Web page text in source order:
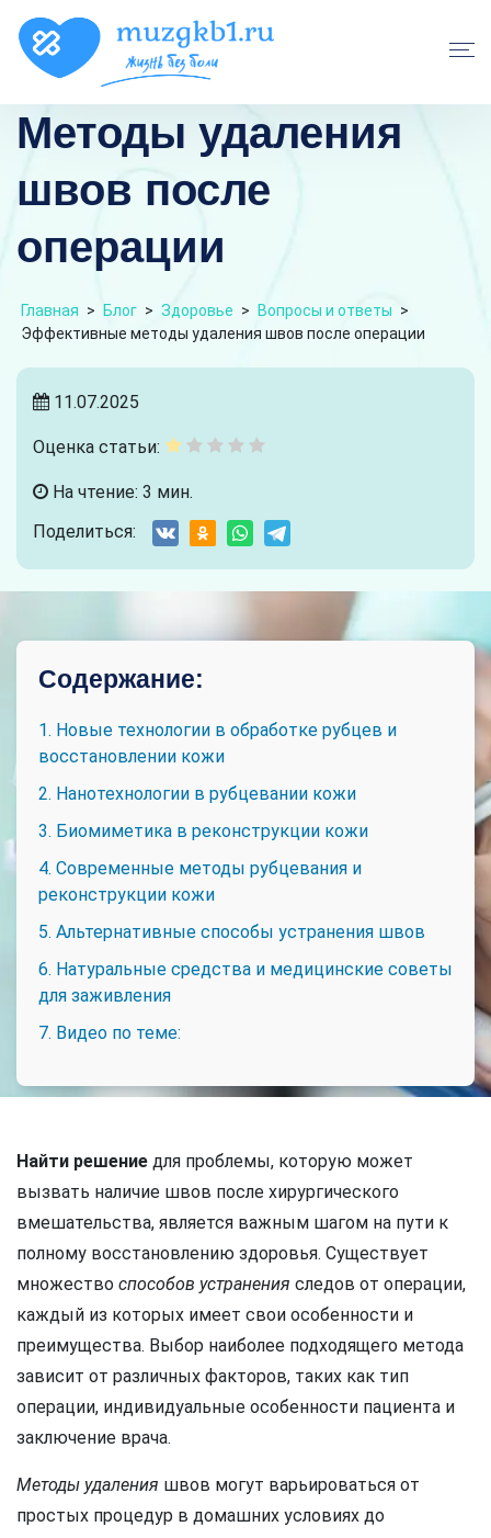
Методы удаления
швов после
операции
Главная > Блог > Здоровье > Вопросы и ответы >
Эффективные методы удаления швов после операции
11.07.2025
Оценка статьи:
На чтение: 3 мин.
Поделиться:
Содержание:
1. Новые технологии в обработке рубцев и
восстановлении кожи
2. Нанотехнологии в рубцевании кожи
3. Биомиметика в реконструкции кожи
4. Современные методы рубцевания и
реконструкции кожи
5. Альтернативные способы устранения швов
6. Натуральные средства и медицинские советы
для заживления
7. Видео по теме:
Найти решение для проблемы, которую может
вызвать наличие швов после хирургического
вмешательства, является важным шагом на пути к
полному восстановлению здоровья. Существует
множество способов устранения следов от операции,
каждый из которых имеет свои особенности и
преимущества. Выбор наиболее подходящего метода
зависит от различных факторов, таких как тип
операции, индивидуальные особенности пациента и
заключение врача.
Методы удаления швов могут варьироваться от
простых процедур в домашних условиях до